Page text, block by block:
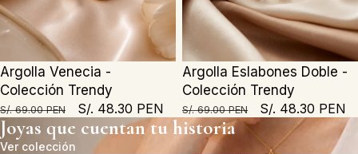
Argolla Venecia -
Colección Trendy
Precio
regular
S/. 69.00 PEN
Precio
en
oferta
S/. 48.30 PEN
Argolla Eslabones Doble -
Colección Trendy
Precio
regular
S/. 69.00 PEN
Precio
oferta
S/. 48.30 PEN
Joyas que cuentan tu historia
Ver colección